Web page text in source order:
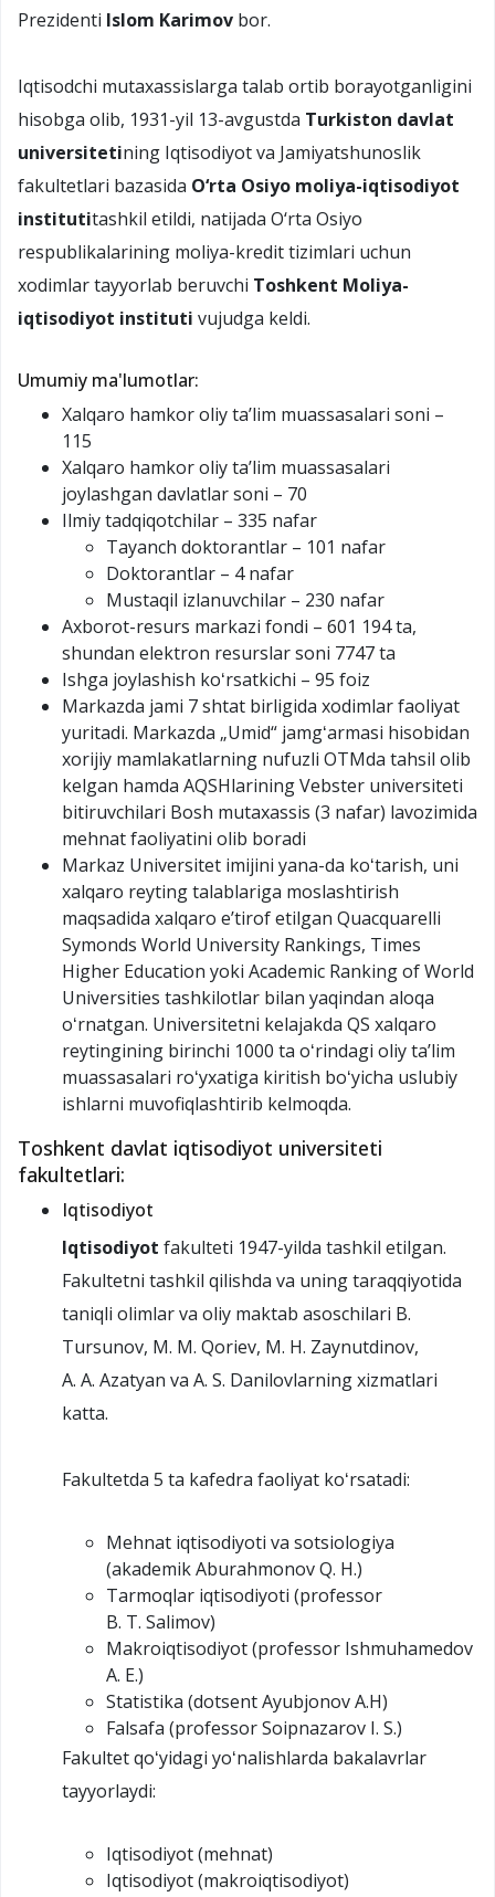
Prezidenti Islom Karimov bor.
Iqtisodchi mutaxassislarga talab ortib borayotganligini
hisobga olib, 1931-yil 13-avgustda Turkiston davlat
universitetining Iqtisodiyot va Jamiyatshunoslik
fakultetlari bazasida O‘rta Osiyo moliya-iqtisodiyot
institutitashkil etildi, natijada O‘rta Osiyo
respublikalarining moliya-kredit tizimlari uchun
xodimlar tayyorlab beruvchi Toshkent Moliya-
iqtisodiyot instituti vujudga keldi.
Umumiy ma'lumotlar:
Xalqaro hamkor oliy taʼlim muassasalari soni –
115
Xalqaro hamkor oliy taʼlim muassasalari
joylashgan davlatlar soni – 70
Ilmiy tadqiqotchilar – 335 nafar
Tayanch doktorantlar – 101 nafar
Doktorantlar – 4 nafar
Mustaqil izlanuvchilar – 230 nafar
Axborot-resurs markazi fondi – 601 194 ta,
shundan elektron resurslar soni 7747 ta
Ishga joylashish koʻrsatkichi – 95 foiz
Markazda jami 7 shtat birligida xodimlar faoliyat
yuritadi. Markazda „Umid“ jamgʻarmasi hisobidan
xorijiy mamlakatlarning nufuzli OTMda tahsil olib
kelgan hamda AQSHlarining Vebster universiteti
bitiruvchilari Bosh mutaxassis (3 nafar) lavozimida
mehnat faoliyatini olib boradi
Markaz Universitet imijini yana-da koʻtarish, uni
xalqaro reyting talablariga moslashtirish
maqsadida xalqaro eʼtirof etilgan Quacquarelli
Symonds World University Rankings, Times
Higher Education yoki Academic Ranking of World
Universities tashkilotlar bilan yaqindan aloqa
oʻrnatgan. Universitetni kelajakda QS xalqaro
reytingining birinchi 1000 ta oʻrindagi oliy taʼlim
muassasalari roʻyxatiga kiritish boʻyicha uslubiy
ishlarni muvofiqlashtirib kelmoqda.
Toshkent davlat iqtisodiyot universiteti
fakultetlari:
Iqtisodiyot
Iqtisodiyot fakulteti 1947-yilda tashkil etilgan.
Fakultetni tashkil qilishda va uning taraqqiyotida
taniqli olimlar va oliy maktab asoschilari B.
Tursunov, M. M. Qoriev, M. H. Zaynutdinov,
A. A. Azatyan va A. S. Danilovlarning xizmatlari
katta.
Fakultetda 5 ta kafedra faoliyat koʻrsatadi:
Mehnat iqtisodiyoti va sotsiologiya
(akademik Aburahmonov Q. H.)
Tarmoqlar iqtisodiyoti (professor
B. T. Salimov)
Makroiqtisodiyot (professor Ishmuhamedov
A. E.)
Statistika (dotsent Ayubjonov A.H)
Falsafa (professor Soipnazarov I. S.)
Fakultet qoʻyidagi yoʻnalishlarda bakalavrlar
tayyorlaydi:
Iqtisodiyot (mehnat)
Iqtisodiyot (makroiqtisodiyot)